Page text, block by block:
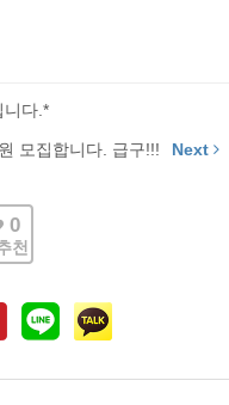
니다.*
모집합니다. 급구!!! Next
0
천